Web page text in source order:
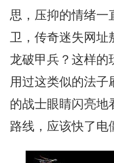
思，压抑的情绪一
卫，传奇迷失网址
龙破甲兵？这样的
用过这类似的法
的战士眼睛闪亮
路线，应该快了电